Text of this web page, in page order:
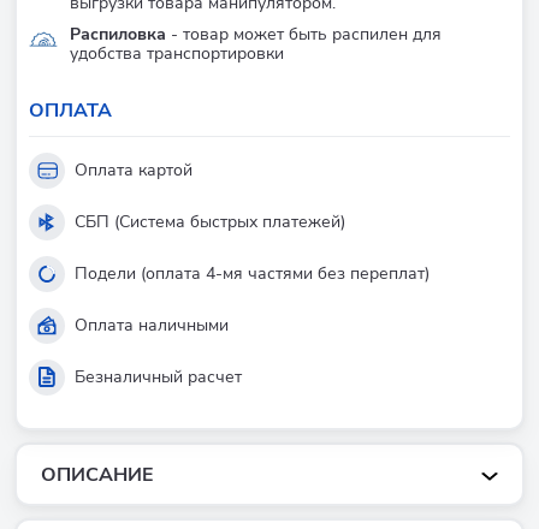
ОПИСАНИЕ
Распиловка - товар может быть распилен для
удобства транспортировки
ОПЛАТА
Оплата картой
СБП (Система быстрых платежей)
Подели (оплата 4-мя частями без переплат)
Оплата наличными
Безналичный расчет